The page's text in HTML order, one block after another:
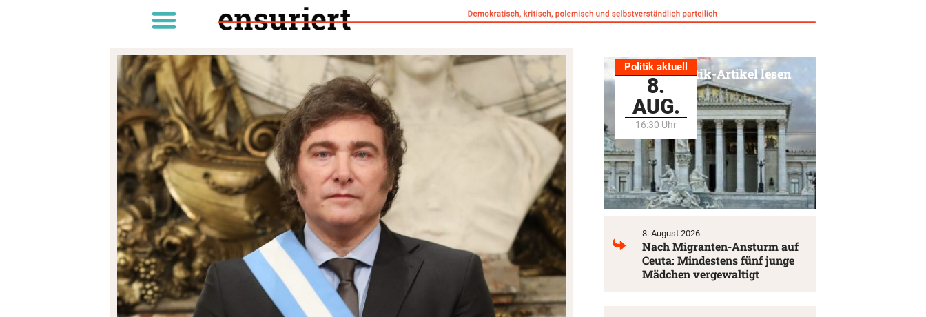
Politik aktuell
8.
AUG.
16:30 Uhr
Alle Politik-Artikel lesen
8. August 2026
Nach Migranten-Ansturm auf
Ceuta: Mindestens fünf junge
Mädchen vergewaltigt